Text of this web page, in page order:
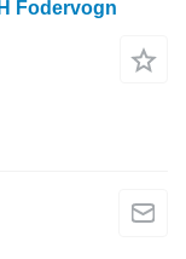
Fodervogn